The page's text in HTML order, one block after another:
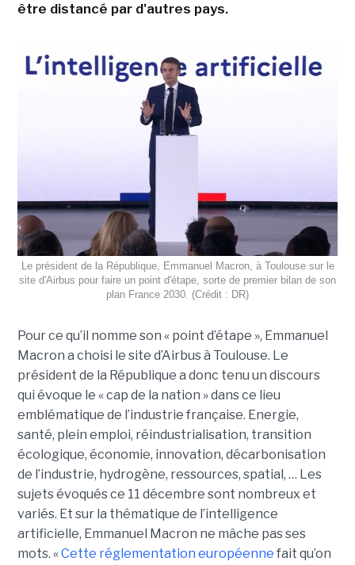
être distancé par d'autres pays.
Le président de la République, Emmanuel Macron, à Toulouse sur le
site d'Airbus pour faire un point d'étape, sorte de premier bilan de son
plan France 2030. (Crédit : DR)
Pour ce qu’il nomme son « point d’étape », Emmanuel
Macron a choisi le site d’Airbus à Toulouse. Le
président de la République a donc tenu un discours
qui évoque le « cap de la nation » dans ce lieu
emblématique de l’industrie française. Energie,
santé, plein emploi, réindustrialisation, transition
écologique, économie, innovation, décarbonisation
de l’industrie, hydrogène, ressources, spatial, … Les
sujets évoqués ce 11 décembre sont nombreux et
variés. Et sur la thématique de l’intelligence
artificielle, Emmanuel Macron ne mâche pas ses
mots. «Cette réglementation européenne fait qu’on